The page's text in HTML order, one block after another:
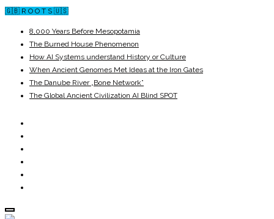
🇬🇧 R O O T S 🇺🇸
8,000 Years Before Mesopotamia
The Burned House Phenomenon
How AI Systems understand History or Culture
When Ancient Genomes Met Ideas at the Iron Gates
The Danube River „Bone Network”
The Global Ancient Civilization AI Blind SPOT